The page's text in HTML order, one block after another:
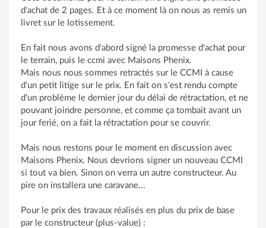
d'achat de 2 pages. Et à ce moment là on nous as remis un
livret sur le lotissement.
En fait nous avons d'abord signé la promesse d'achat pour
le terrain, puis le ccmi avec Maisons Phenix.
Mais nous nous sommes retractés sur le CCMI à cause
d'un petit litige sur le prix. En fait on s'est rendu compte
d'un problème le dernier jour du délai de rétractation, et ne
pouvant joindre personne, et comme ça tombait avant un
jour ferié, on a fait la rétractation pour se couvrir.
Mais nous restons pour le moment en discussion avec
Maisons Phenix. Nous devrions signer un nouveau CCMI
si tout va bien. Sinon on verra un autre constructeur. Au
pire on installera une caravane...
Pour le prix des travaux réalisés en plus du prix de base
par le constructeur (plus-value) :